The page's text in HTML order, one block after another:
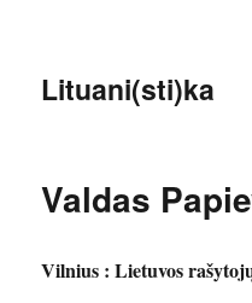
Lituani(sti)ka
Valdas
Vilnius : Lietuvos